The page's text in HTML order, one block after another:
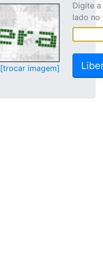
[trocar imagem]
Digite
lado no